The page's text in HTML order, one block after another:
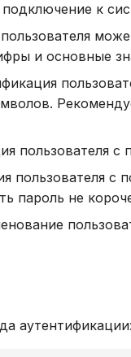
к
и основные
пользователя
пользователя с
пароль не
аутентификации: